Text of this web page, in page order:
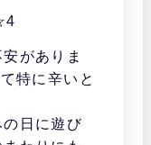
がありま
特に辛いと
日に遊び